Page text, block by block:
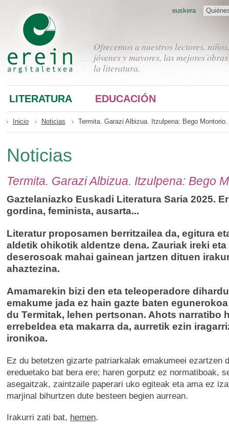
Ofrecemos a nuestros lectores, niños,
jóvenes y mayores, las mejores
la literatura.
euskera
LITERATURA EDUCACIÓN
Inicio Noticias Termita. Garazi Albizua. Itzulpena: Bego Montorio.
Noticias
Termita. Garazi Albizua. Itzulpena: Bego
Gaztelaniazko Euskadi Literatura Saria 2025.
gordina, feminista, ausarta...
Literatur proposamen berritzailea da, egitura
aldetik ohikotik aldentze dena. Zauriak ireki eta
deserosoak mahai gainean jartzen dituen
ahaztezina.
Amamarekin bizi den eta teleoperadore
emakume jada ez hain gazte baten
du Termitak, lehen pertsonan. Ahots narratibo
errebeldea eta makarra da, aurretik ezin
ironikoa.
Ez du betetzen gizarte patriarkalak emakumeei ezartzen
ereduetako bat bera ere; haren gorputz ez normatiboak,
asegaitzak, zaintzaile paperari uko egiteak eta ama ez
marjinal bihurtzen dute besteen begien aurrean.
Irakurri zati bat, hemen.